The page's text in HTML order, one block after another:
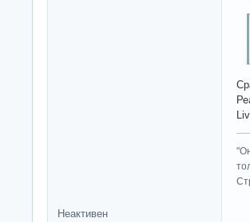
Неактивен